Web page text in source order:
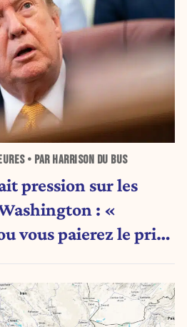
• PAR HARRISON DU BUS
pression sur les
: «
vous paierez le prix